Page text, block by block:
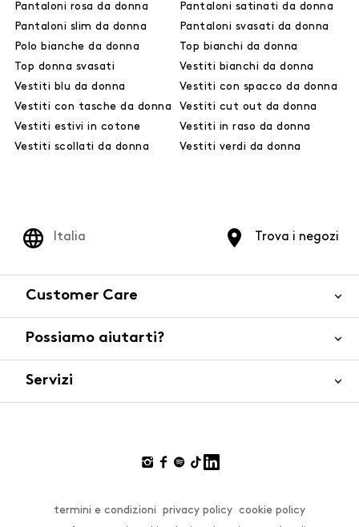
Pantaloni rosa da donna
Pantaloni satinati da donna
Pantaloni slim da donna
Pantaloni svasati da donna
Polo bianche da donna
Top bianchi da donna
Top donna svasati
Vestiti bianchi da donna
Vestiti blu da donna
Vestiti con spacco da donna
Vestiti con tasche da donna
Vestiti cut out da donna
Vestiti estivi in cotone
Vestiti in raso da donna
Vestiti scollati da donna
Vestiti verdi da donna
Trova i negozi
Italia
Customer Care
Contattaci
Sicurezza del prodotto
Possiamo aiutarti?
Pagamenti
Servizi
Click and collect
Smart Shopping
termini e condizioni privacy policy
cookie policy